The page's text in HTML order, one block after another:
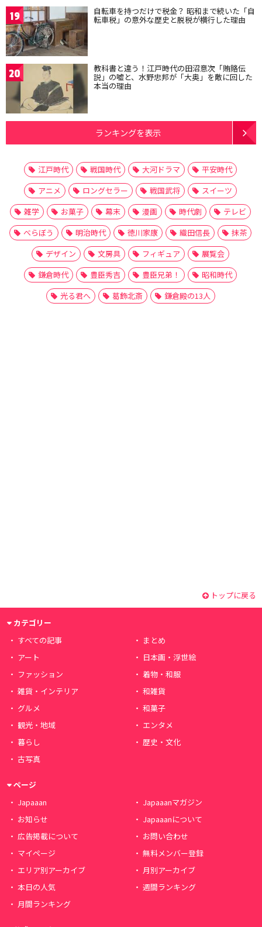
19 自転車を持つだけで税金？ 昭和まで続いた「自
転車税」の意外な歴史と脱税が横行した理由
20 教科書と違う！江戸時代の田沼意次「賄賂伝
説」の嘘と、水野忠邦が「大奥」を敵に回した
本当の理由
ランキングを表示
江戸時代 戦国時代 大河ドラマ
平安時代
アニメ
ロングセラー 戦国武将
スイーツ
雑学
お菓子 幕末 漫画 時代劇
テレビ
べらぼう
明治時代 徳川家康 織田信長
抹茶
デザイン
文房具 フィギュア
展覧会
鎌倉時代
豊臣秀吉 豊臣兄弟！
昭和時代
光る君へ
葛飾北斎 鎌倉殿の13人
トップに戻る
カテゴリー
すべての記事
まとめ
アート
日本画・浮世絵
ファッション
着物・和服
雑貨・インテリア
和雑貨
グルメ
和菓子
観光・地域
エンタメ
暮らし
歴史・文化
古写真
ページ
Japaaan
Japaaanマガジン
お知らせ
Japaaanについて
広告掲載について
お問い合わせ
マイページ
無料メンバー登録
エリア別アーカイブ
月別アーカイブ
本日の人気
週間ランキング
月間ランキング